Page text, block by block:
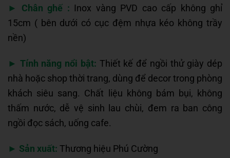
► Chân ghế : Inox vàng PVD cao cấp không ghỉ
15cm ( bên dưới có cục đệm nhựa kéo không trầy
nền)
► Tính năng nổi bật: Thiết kế để ngồi thử giày dép
nhà hoặc shop thời trang, dùng để decor trong phòng
khách siêu sang. Chất liệu không bám bụi, không
thấm nước, dễ vệ sinh lau chùi, đem ra ban công
ngồi đọc sách, uống cafe.
► Sản xuất: Thương hiệu Phú Cường